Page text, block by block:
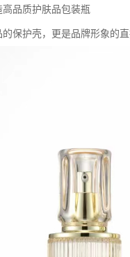
品质护肤品包装瓶
保护壳，更是品牌形象的直